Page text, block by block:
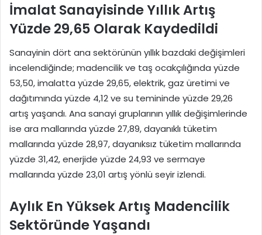
İmalat Sanayisinde Yıllık Artış
Yüzde 29,65 Olarak Kaydedildi
Sanayinin dört ana sektörünün yıllık bazdaki değişimleri
incelendiğinde; madencilik ve taş ocakçılığında yüzde
53,50, imalatta yüzde 29,65, elektrik, gaz üretimi ve
dağıtımında yüzde 4,12 ve su temininde yüzde 29,26
artış yaşandı. Ana sanayi gruplarının yıllık değişimlerinde
ise ara mallarında yüzde 27,89, dayanıklı tüketim
mallarında yüzde 28,97, dayanıksız tüketim mallarında
yüzde 31,42, enerjide yüzde 24,93 ve sermaye
mallarında yüzde 23,01 artış yönlü seyir izlendi.
Aylık En Yüksek Artış Madencilik
Sektöründe Yaşandı